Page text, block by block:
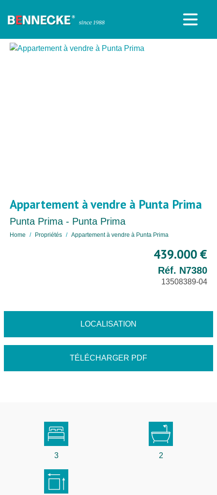
Appartement à vendre à Punta Prima
Punta Prima - Punta Prima
Home Propriétés Appartement à vendre à Punta Prima
439.000 €
Réf. N7380
13508389-04
LOCALISATION
TÉLÉCHARGER PDF
3 2